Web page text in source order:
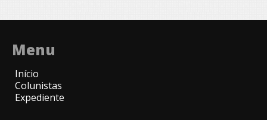
Menu
Início
Colunistas
Expediente